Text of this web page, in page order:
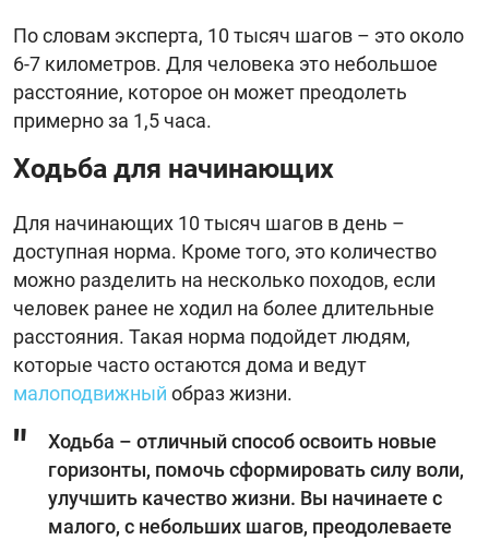
По словам эксперта, 10 тысяч шагов – это около
6-7 километров. Для человека это небольшое
расстояние, которое он может преодолеть
примерно за 1,5 часа.
Ходьба для начинающих
Для начинающих 10 тысяч шагов в день –
доступная норма. Кроме того, это количество
можно разделить на несколько походов, если
человек ранее не ходил на более длительные
расстояния. Такая норма подойдет людям,
которые часто остаются дома и ведут
малоподвижный образ жизни.
Ходьба – отличный способ освоить новые
горизонты, помочь сформировать силу воли,
улучшить качество жизни. Вы начинаете с
малого, с небольших шагов, преодолеваете